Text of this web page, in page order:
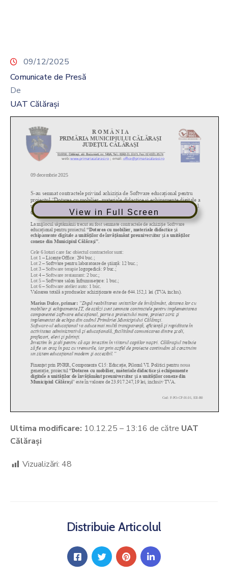
09/12/2025
Comunicate de Presă
De
UAT Călărași
View in Full Screen
Ultima modificare: 10.12.25 – 13:16 de către UAT
Călărași
Vizualizări: 48
Distribuie Articolul